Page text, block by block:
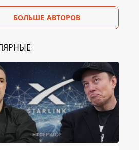
БОЛЬШЕ АВТОРОВ